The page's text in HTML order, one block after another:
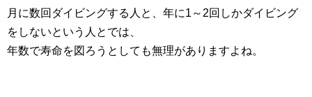
月に数回ダイビングする人と、年に1～2回しかダイビング
をしないという人とでは、
年数で寿命を図ろうとしても無理がありますよね。